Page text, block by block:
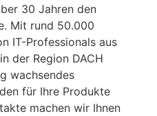
30 Jahren den
Mit rund 50.000
IT-Professionals aus
der Region DACH
wachsendes
für Ihre Produkte
machen wir Ihnen